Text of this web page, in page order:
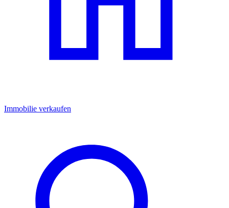
Immobilie verkaufen